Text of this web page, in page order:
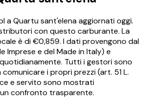
aQuartu sant'elenaaggiornati oggi.
con questo carburante. La
è di €0,859. I dati provengono dal
Imprese e del Made in Italy) e
Tutti i gestori sono
i propri prezzi (art. 51 L.
e servito sono mostrati
confronto trasparente.